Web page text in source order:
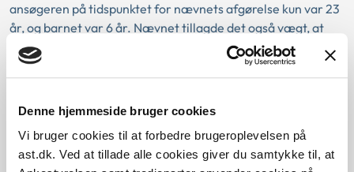
Denne hjemmeside bruger cookies
Vi bruger cookies til at forbedre brugeroplevelsen på
ast.dk. Ved at tillade alle cookies giver du samtykke til, at
ansøgeren på tidspunktet for nævnets afgørelse kun var 23
år, og barnet var 6 år. Nævnet tillagde det også vægt, at
ansøgerens relation til barnet alene var baseret på, at
ansøgeren havde besøgt barnet i forbindelse nogle få
Det er desuden en forudsætning for at blive godkendt som
adoptant til et konkret barn, at det pågældende barn er
frigivet til adoption på tidspunktet for godkendelsen, eller